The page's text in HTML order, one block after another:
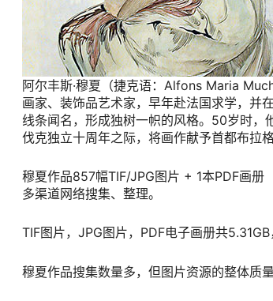
阿尔丰斯·穆夏（捷克语：Alfons Maria
画家、装饰品艺术家，早年赴法国求学，并
线条闻名，形成独树一帜的风格。50岁时，
伐克独立十周年之际，将画作献予首都布拉格
穆夏作品857幅TIF/JPG图片 + 1本PDF画册
多渠道网络搜集、整理。
TIF图片，JPG图片，PDF电子画册共5.31GB
穆夏作品搜集数量多，但图片资源的整体质